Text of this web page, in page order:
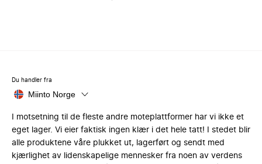
Du handler fra
Miinto Norge
I motsetning til de fleste andre moteplattformer har vi ikke et
eget lager. Vi eier faktisk ingen klær i det hele tatt! I stedet blir
alle produktene våre plukket ut, lagerført og sendt med
kjærlighet av lidenskapelige mennesker fra noen av verdens